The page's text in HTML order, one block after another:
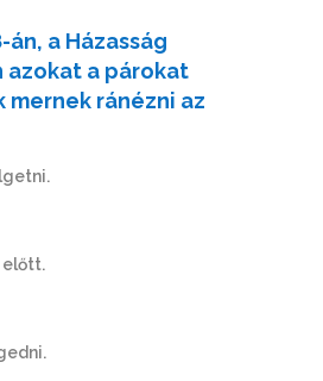
án, a Házasság
azokat a párokat
mernek ránézni az
előtt.